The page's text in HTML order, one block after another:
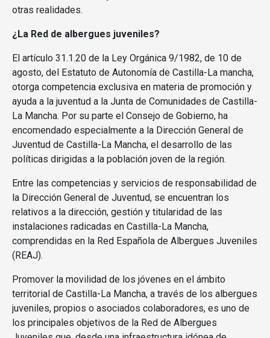
otras realidades.
¿La Red de albergues juveniles?
El artículo 31.1.20 de la Ley Orgánica 9/1982, de 10 de
agosto, del Estatuto de Autonomía de Castilla-La mancha,
otorga competencia exclusiva en materia de promoción y
ayuda a la juventud a la Junta de Comunidades de Castilla-
La Mancha. Por su parte el Consejo de Gobierno, ha
encomendado especialmente a la Dirección General de
Juventud de Castilla-La Mancha, el desarrollo de las
políticas dirigidas a la población joven de la región.
Entre las competencias y servicios de responsabilidad de
la Dirección General de Juventud, se encuentran los
relativos a la dirección, gestión y titularidad de las
instalaciones radicadas en Castilla-La Mancha,
comprendidas en la Red Española de Albergues Juveniles
(REAJ).
Promover la movilidad de los jóvenes en el ámbito
territorial de Castilla-La Mancha, a través de los albergues
juveniles, propios o asociados colaboradores, es uno de
los principales objetivos de la Red de Albergues